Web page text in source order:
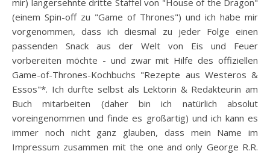
(einem Spin-off zu "Game of Thrones") und ich habe mir
vorgenommen, dass ich diesmal zu jeder Folge einen
passenden Snack aus der Welt von Eis und Feuer
vorbereiten möchte - und zwar mit Hilfe des offiziellen
Game-of-Thrones-Kochbuchs "Rezepte aus Westeros &
Essos"*. Ich durfte selbst als Lektorin & Redakteurin am
Buch mitarbeiten (daher bin ich natürlich absolut
voreingenommen und finde es großartig) und ich kann es
immer noch nicht ganz glauben, dass mein Name im
Impressum zusammen mit the one and only George R.R.